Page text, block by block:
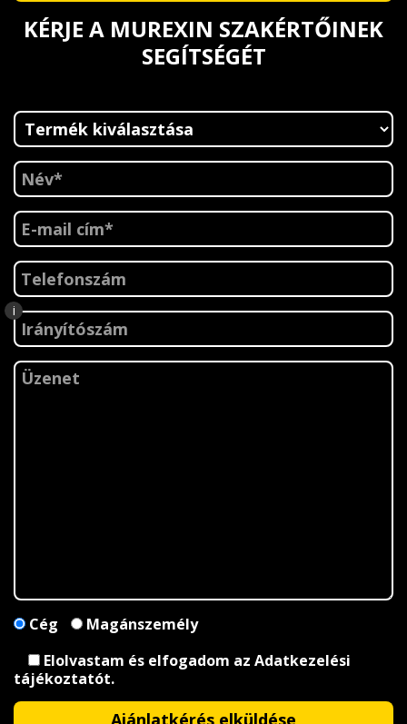
KÉRJE A MUREXIN SZAKÉRTŐINEK
SEGÍTSÉGÉT
i
Cég
Magánszemély
Elolvastam és elfogadom az Adatkezelési
tájékoztatót.